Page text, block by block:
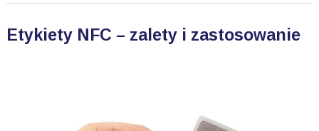
Etykiety NFC – zalety i zastosowanie